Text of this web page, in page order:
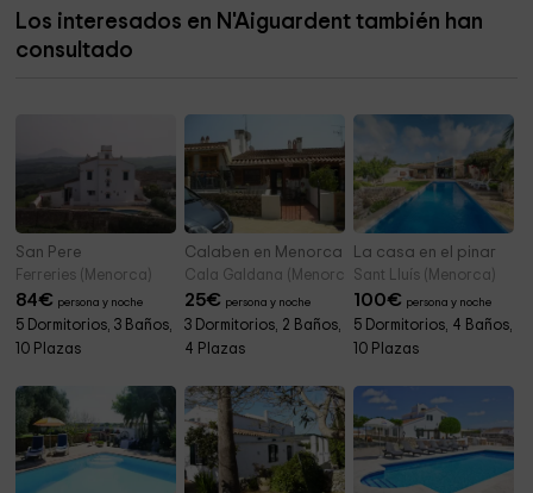
Aeródromo de San Luis 2,8 km
Los interesados en N'Aiguardent también han
consultado
San Pere
Ferreries (Menorca)
84€ persona y noche
5 Dormitorios, 3 Baños,
10 Plazas
Calaben en Menorca
Cala Galdana (Menorca)
25€ persona y noche
3 Dormitorios, 2 Baños,
4 Plazas
La casa en el pinar
Sant Lluís (Menorca)
100€ persona y noche
5 Dormitorios, 4 Baños,
10 Plazas